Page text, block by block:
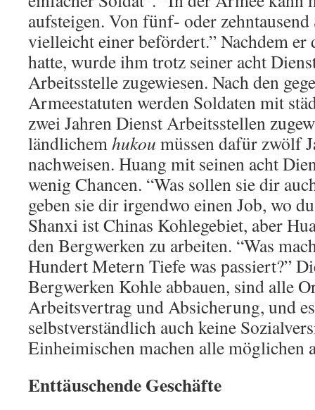
aufsteigen. Von fünf- oder
vielleicht einer befördert.” Nachdem er
hatte, wurde ihm trotz seiner acht
Arbeitsstelle zugewiesen. Nach den
Armeestatuten werden Soldaten mit
zwei Jahren Dienst Arbeitsstellen
ländlichemhukou müssen dafür zwölf
nachweisen. Huang mit seinen acht
wenig Chancen. “Was sollen sie dir
geben sie dir irgendwo einen Job, wo
Shanxi ist Chinas Kohlegebiet, aber
den Bergwerken zu arbeiten. “Was
Hundert Metern Tiefe was passiert?”
Bergwerken Kohle abbauen, sind alle
Arbeitsvertrag und Absicherung, und
selbstverständlich auch keine
Einheimischen machen alle möglichen
Enttäuschende Geschäfte